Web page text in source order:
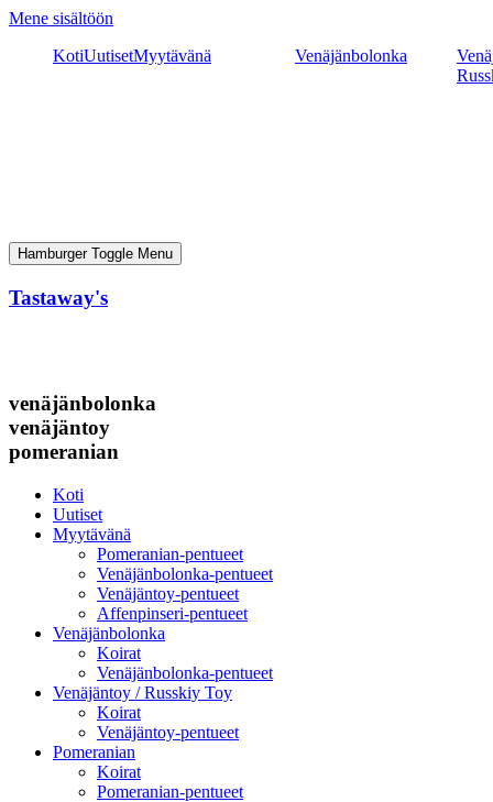
Mene sisältöön
KotiUutisetMyytävänä Venäjänbolonka
Hamburger Toggle Menu
Tastaway's
venäjänbolonka
venäjäntoy
pomeranian
Koti
Uutiset
Myytävänä
Pomeranian-pentueet
Venäjänbolonka-pentueet
Venäjäntoy-pentueet
Affenpinseri-pentueet
Venäjänbolonka
Koirat
Venäjänbolonka-pentueet
Venäjäntoy / Russkiy Toy
Koirat
Venäjäntoy-pentueet
Pomeranian
Koirat
Pomeranian-pentueet